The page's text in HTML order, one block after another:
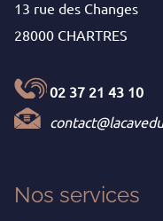
13 rue des Changes
28000 CHARTRES
02 37 21 43 10
Nos services